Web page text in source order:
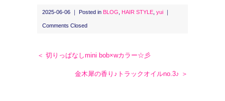
2025-06-06 ｜ Posted in BLOG HAIR STYLE yui
Comments Closed
＜ 切りっぱなしmini bob×wカラー☆彡
金木犀の香り♪トラックオイルno.3♪ ＞